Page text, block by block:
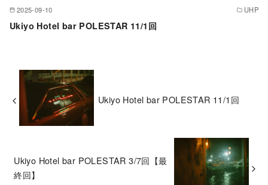
2025-09-10 UHP
Ukiyo Hotel bar POLESTAR 11/1回
Ukiyo Hotel bar POLESTAR 11/1回
Ukiyo Hotel bar POLESTAR 3/7回【最
終回】